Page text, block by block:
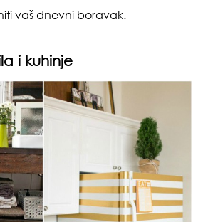
vaš dnevni boravak.
i kuhinje